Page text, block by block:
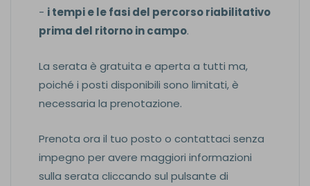
- i tempi e le fasi del percorso riabilitativo
prima del ritorno in campo.
La serata è gratuita e aperta a tutti ma,
poiché i posti disponibili sono limitati, è
necessaria la prenotazione.
Prenota ora il tuo posto o contattaci senza
impegno per avere maggiori informazioni
sulla serata cliccando sul pulsante di